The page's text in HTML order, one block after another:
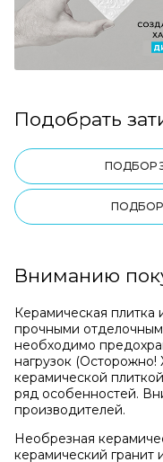
Подобрать
ПОДБОР
ПОДБОР
Вниманию
Керамическая плитка
прочными
необходимо
нагрузок (Осторожно!
керамической
ряд особенностей.
производителей.
Необрезная
керамический